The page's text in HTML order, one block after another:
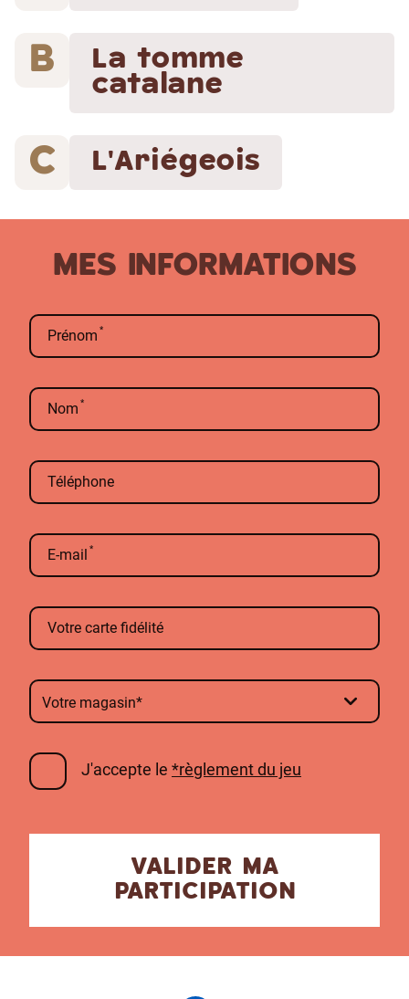
La tomme
catalane
L'Ariégeois
MES INFORMATIONS
Prénom
Nom
Téléphone
E-mail
Votre carte fidélité
J'accepte le *règlement du jeu
VALIDER MA
PARTICIPATION